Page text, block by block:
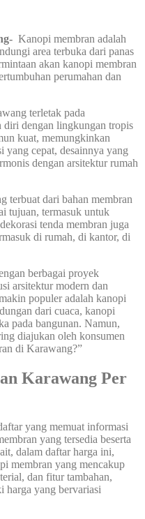
Kanopi membran adalah
area terbuka dari panas
akan kanopi membran
perumahan dan
terletak pada
diri dengan lingkungan tropis
kuat, memungkinkan
yang cepat, desainnya yang
dengan arsitektur rumah
terbuat dari bahan membran
tujuan, termasuk untuk
tenda membran juga
di rumah, di kantor, di
berbagai proyek
arsitektur modern dan
populer adalah kanopi
dari cuaca, kanopi
pada bangunan. Namun,
diajukan oleh konsumen
di Karawang?”
Karawang Per
yang memuat informasi
yang tersedia beserta
dalam daftar harga ini,
membran yang mencakup
dan fitur tambahan,
harga yang bervariasi